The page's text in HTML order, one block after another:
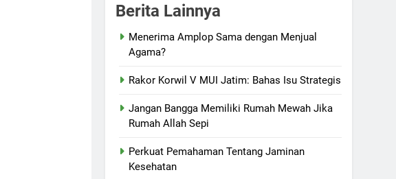
Berita Lainnya
Menerima Amplop Sama dengan Menjual
Agama?
Rakor Korwil V MUI Jatim: Bahas Isu Strategis
Jangan Bangga Memiliki Rumah Mewah Jika
Rumah Allah Sepi
Perkuat Pemahaman Tentang Jaminan
Kesehatan